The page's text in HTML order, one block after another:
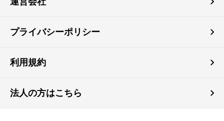
プライバシーポリシー
利用規約
法人の方はこちら